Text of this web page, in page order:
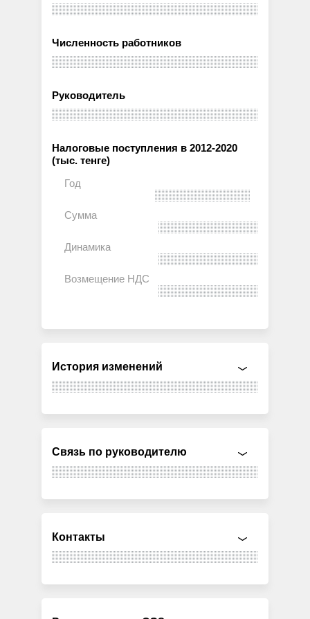
Численность работников
Руководитель
Налоговые поступления в 2012-2020
(тыс. тенге)
История изменений
Связь по руководителю
Контакты